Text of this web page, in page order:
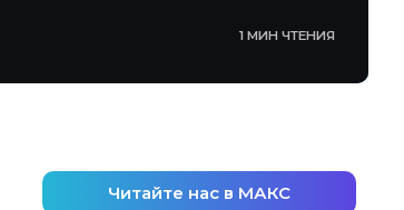
1 МИН ЧТЕНИЯ
Читайте нас в МАКС